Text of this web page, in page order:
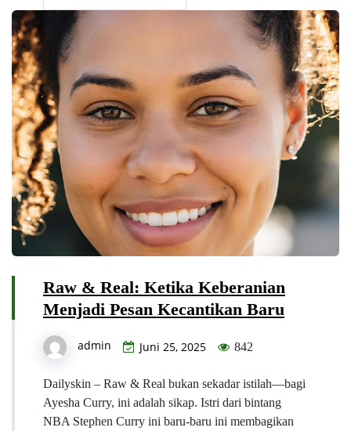
Raw & Real: Ketika Keberanian
Menjadi Pesan Kecantikan Baru
admin Juni 25, 2025 842
Dailyskin – Raw & Real bukan sekadar istilah—bagi
Ayesha Curry, ini adalah sikap. Istri dari bintang
NBA Stephen Curry ini baru-baru ini membagikan